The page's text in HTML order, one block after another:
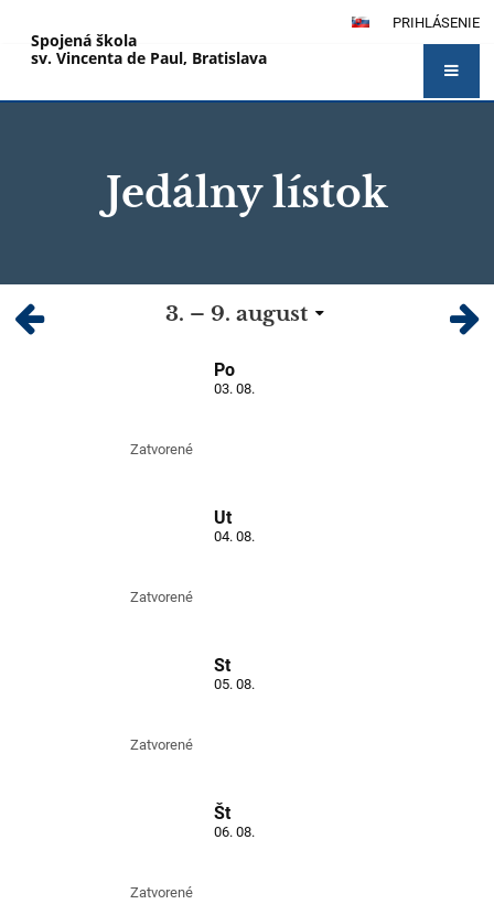
PRIHLÁSENIE
Spojená škola
sv. Vincenta de Paul, Bratislava
Jedálny lístok
Jedálny
lístok
3. – 9. august
Po
03. 08.
Zatvorené
Ut
04. 08.
Zatvorené
St
05. 08.
Zatvorené
Št
06. 08.
Zatvorené